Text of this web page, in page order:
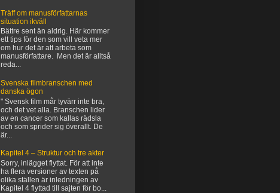
Träff om manusförfattarnas
situation ikväll
Bättre sent än aldrig. Här kommer
ett tips för den som vill veta mer
om hur det är att arbeta som
manusförfattare. Men det är alltså
reda...
Svenska filmbranschen med
danska ögon
" Svensk film mår tyvärr inte bra,
och det vet alla. Branschen lider
av en cancer som kallas rädsla
och som sprider sig överallt. De
är...
Kapitel 4 – Struktur och tre akter
Sorry, inlägget flyttat. För att inte
ha flera versioner av texten på
olika ställen är inledningen av
Kapitel 4 flyttad till sajten för bo...